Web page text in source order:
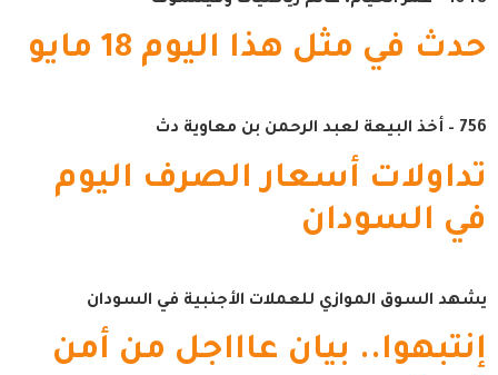
حدث في مثل هذا اليوم 18 مايو
756 – أخذ البيعة لعبد الرحمن بن معاوية دث
تداولات أسعار الصرف اليوم
في السودان
يشهد السوق الموازي للعملات الأجنبية في السودان
إنتبهوا.. بيان عاااجل من أمن